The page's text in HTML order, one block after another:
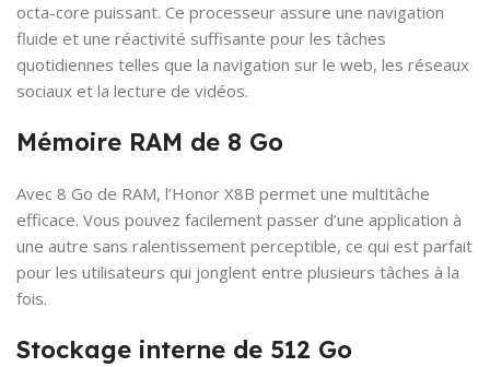
octa-core puissant. Ce processeur assure une navigation
fluide et une réactivité suffisante pour les tâches
quotidiennes telles que la navigation sur le web, les réseaux
sociaux et la lecture de vidéos.
Mémoire RAM de 8 Go
Avec 8 Go de RAM, l’Honor X8B permet une multitâche
efficace. Vous pouvez facilement passer d’une application à
une autre sans ralentissement perceptible, ce qui est parfait
pour les utilisateurs qui jonglent entre plusieurs tâches à la
fois.
Stockage interne de 512 Go